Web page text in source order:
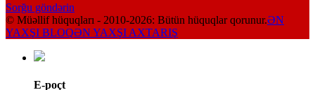
Sorğu göndərin
© Müəllif hüquqları - 2010-2026: Bütün hüquqlar qorunur.ƏN
YAXŞI BLOQƏN YAXŞI AXTARIŞ
E-poçt